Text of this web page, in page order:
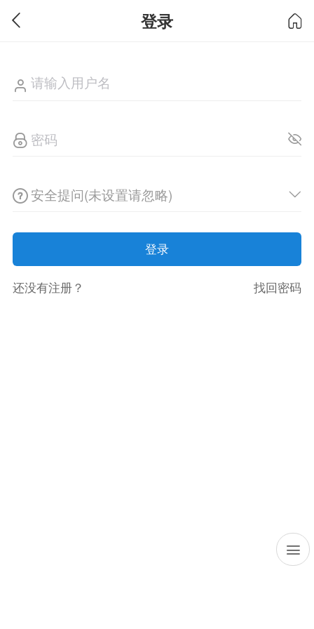
登录
安全提问(未设置请忽略)
登录
还没有注册？ 找回密码